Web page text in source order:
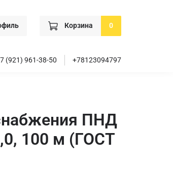
Корзина 0
(921) 961-38-50 +78123094797
ПНД
100 м (ГОСТ